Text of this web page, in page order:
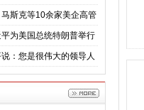
斯克等10余家美企高管
露哪些信号？
为美国总统特朗普举行
：您是很伟大的领导人